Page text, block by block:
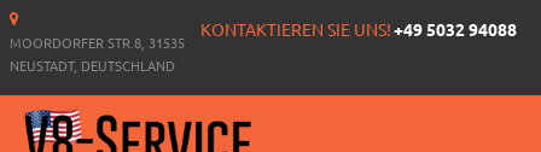
+49 5032 94088
KONTAKTIEREN SIE UNS!
MOORDORFER STR.8, 31535
NEUSTADT, DEUTSCHLAND